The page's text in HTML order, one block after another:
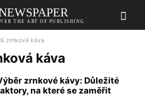
THE ART OF PUBLISHING
zrnková káva
káva
zrnkové kávy: Důležité
na které se zaměřit